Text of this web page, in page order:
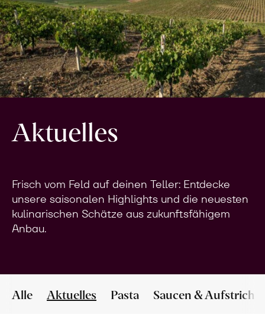
Aktuelles
Frisch vom Feld auf deinen Teller: Entdecke
unsere saisonalen Highlights und die neuesten
kulinarischen Schätze aus zukunftsfähigem
Anbau.
Alle Aktuelles Pasta Saucen & Aufstriche